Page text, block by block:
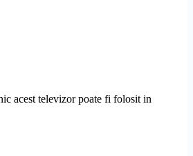
acest televizor poate fi folosit in